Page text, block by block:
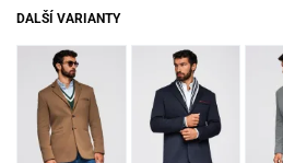
DALŠÍ VARIANTY